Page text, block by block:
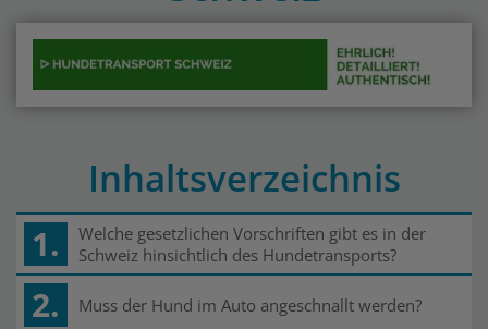
Inhaltsverzeichnis
1.
Welche gesetzlichen Vorschriften gibt es in der
Schweiz hinsichtlich des Hundetransports?
2. Muss der Hund im Auto angeschnallt werden?